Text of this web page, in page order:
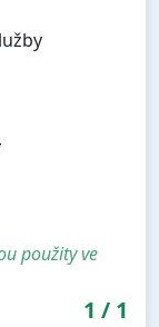
použity ve
1 / 1